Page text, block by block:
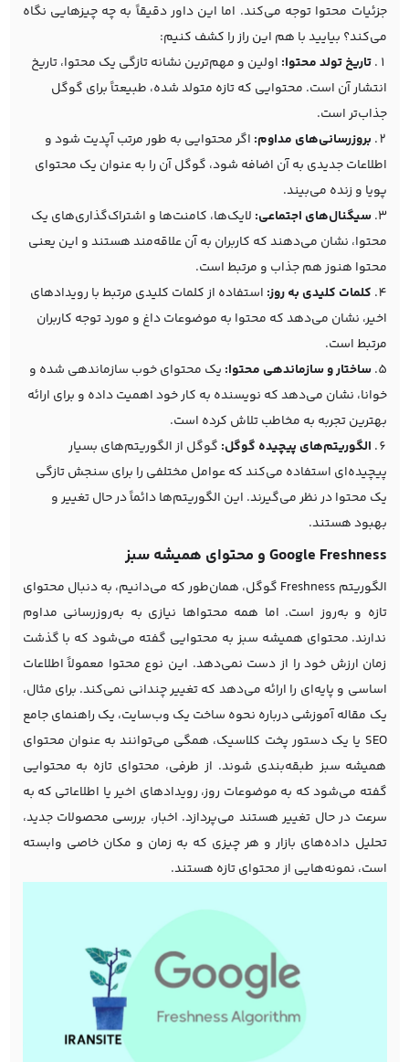
جزئیات محتوا توجه می‌کند. اما این داور دقیقاً به چه چیزهایی نگاه
می‌کند؟ بیایید با هم این راز را کشف کنیم:
تاریخ تولد محتوا: اولین و مهم‌ترین نشانه تازگی یک محتوا، تاریخ
انتشار آن است. محتوایی که تازه متولد شده، طبیعتاً برای گوگل
جذاب‌تر است.
بروزرسانی‌های مداوم: اگر محتوایی به طور مرتب آپدیت شود و
اطلاعات جدیدی به آن اضافه شود، گوگل آن را به عنوان یک محتوای
پویا و زنده می‌بیند.
سیگنال‌های اجتماعی: لایک‌ها، کامنت‌ها و اشتراک‌گذاری‌های یک
محتوا، نشان می‌دهند که کاربران به آن علاقه‌مند هستند و این یعنی
محتوا هنوز هم جذاب و مرتبط است.
کلمات کلیدی به روز: استفاده از کلمات کلیدی مرتبط با رویدادهای
اخیر، نشان می‌دهد که محتوا به موضوعات داغ و مورد توجه کاربران
مرتبط است.
ساختار و سازماندهی محتوا: یک محتوای خوب سازماندهی شده و
خوانا، نشان می‌دهد که نویسنده به کار خود اهمیت داده و برای ارائه
بهترین تجربه به مخاطب تلاش کرده است.
الگوریتم‌های پیچیده گوگل: گوگل از الگوریتم‌های بسیار
پیچیده‌ای استفاده می‌کند که عوامل مختلفی را برای سنجش تازگی
یک محتوا در نظر می‌گیرند. این الگوریتم‌ها دائماً در حال تغییر و
بهبود هستند.
Google Freshness و محتوای همیشه سبز
الگوریتم Freshness گوگل، همان‌طور که می‌دانیم، به دنبال محتوای
تازه و به‌روز است. اما همه محتواها نیازی به به‌روزرسانی مداوم
ندارند. محتوای همیشه سبز به محتوایی گفته می‌شود که با گذشت
زمان ارزش خود را از دست نمی‌دهد. این نوع محتوا معمولاً اطلاعات
اساسی و پایه‌ای را ارائه می‌دهد که تغییر چندانی نمی‌کند. برای مثال،
یک مقاله آموزشی درباره نحوه ساخت یک وب‌سایت، یک راهنمای جامع
SEO یا یک دستور پخت کلاسیک، همگی می‌توانند به عنوان محتوای
همیشه سبز طبقه‌بندی شوند. از طرفی، محتوای تازه به محتوایی
گفته می‌شود که به موضوعات روز، رویدادهای اخیر یا اطلاعاتی که به
سرعت در حال تغییر هستند می‌پردازد. اخبار، بررسی محصولات جدید،
تحلیل داده‌های بازار و هر چیزی که به زمان و مکان خاصی وابسته
است، نمونه‌هایی از محتوای تازه هستند.